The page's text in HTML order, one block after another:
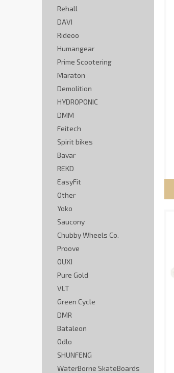
Rehall
DAVI
Rideoo
Humangear
Prime Scootering
Maraton
Demolition
HYDROPONIC
DMM
Feitech
Spirit bikes
Bavar
REKD
EasyFit
Other
Yoko
Saucony
Chubby Wheels Co.
Proove
OUXI
Pure Gold
VLT
Green Cycle
DMR
Bataleon
Odlo
SHUNFENG
WaterBorne SkateBoards